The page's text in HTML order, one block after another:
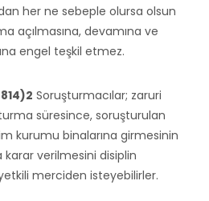
her ne sebeple olursa olsun
açılmasına, devamına ve
engel teşkil etmez.
Soruşturmacılar; zaruri
süresince, soruşturulan
kurumu binalarına girmesinin
karar verilmesini disiplin
merciden isteyebilirler.